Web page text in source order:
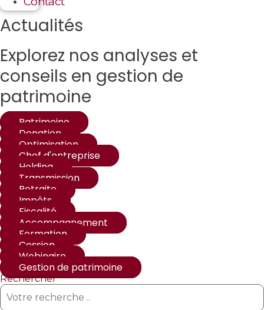
Actualités
Explorez nos analyses et
conseils en gestion de
patrimoine
Patrimoine
Donation
Optimisation
Chef d'entreprise
Holding
Transmission
Retraite
Impôts
Fiscalité
Accompagnement
Formation
Cession
Webinaire
Gestion de patrimoine
Rechercher